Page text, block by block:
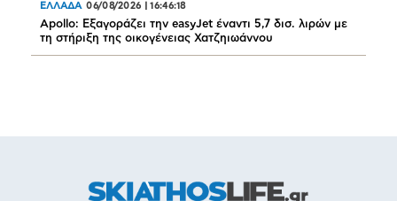
ΕΛΛΑΔΑ 06/08/2026 16:46:18
Apollo: Εξαγοράζει την easyJet έναντι 5,7 δισ. λιρών με
τη στήριξη της οικογένειας Χατζηιωάννου